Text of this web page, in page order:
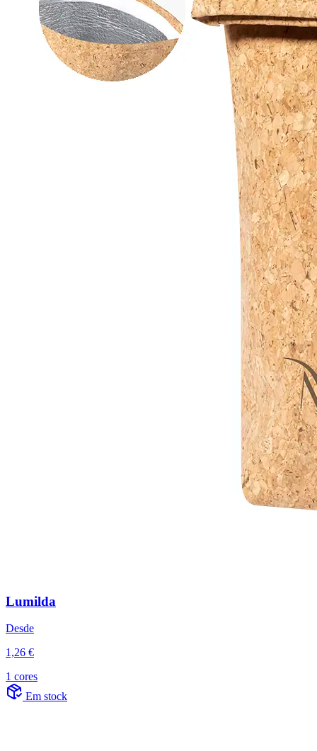
Lumilda
Desde
1,26 €
1 cores
Em stock